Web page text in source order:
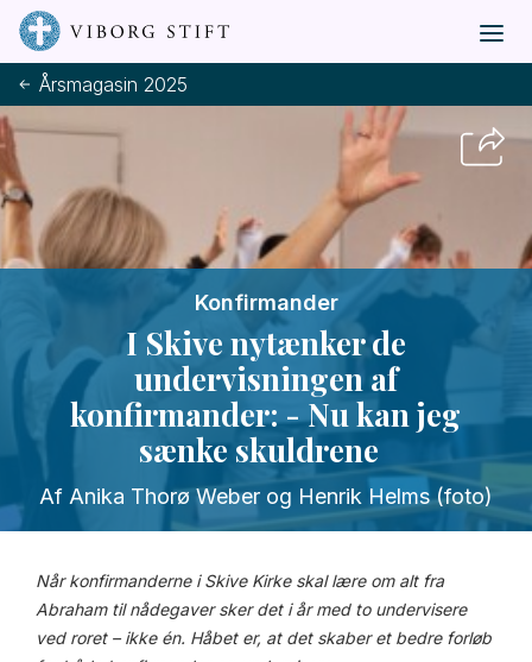
Årsmagasin 2025
I Skive nytænker de
undervisningen af
konfirmander: - Nu kan jeg
sænke skuldrene
Konfirmander
Af Anika Thorø Weber og Henrik Helms (foto)
Når konfirmanderne i Skive Kirke skal lære om alt fra
Abraham til nådegaver sker det i år med to undervisere
ved roret – ikke én. Håbet er, at det skaber et bedre forløb